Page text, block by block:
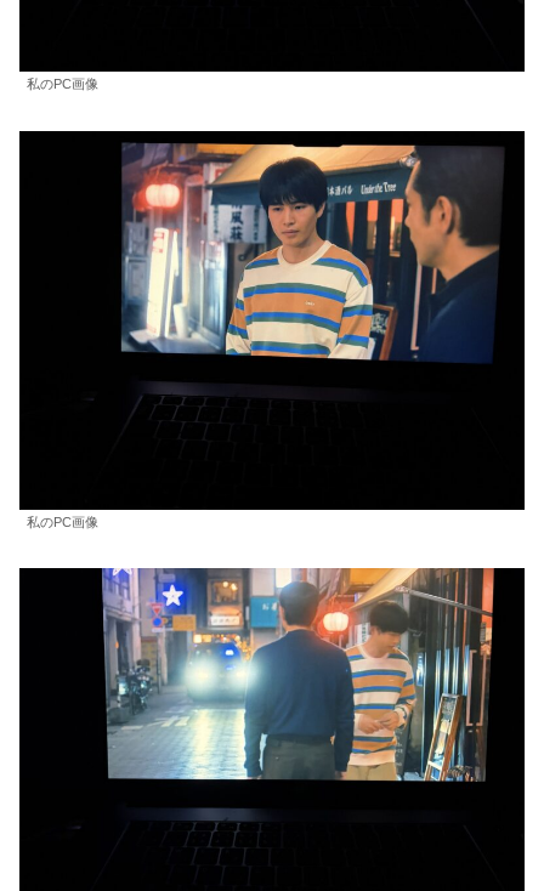
私のPC画像
私のPC画像